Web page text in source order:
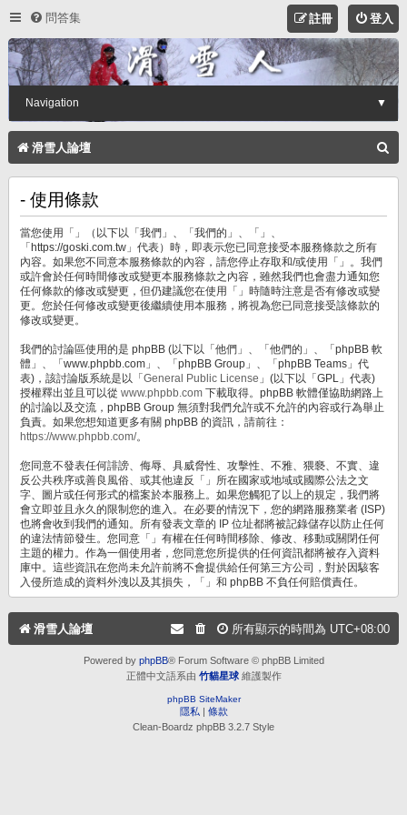
問答集 登入
註冊
Navigation ▼
滑雪人論壇
尋
- 使用條款
當您使用「」（以下以「我們」、「我們的」、「」、
「https://goski.com.tw」代表）時，即表示您已同意接受本服務條款之所有
內容。如果您不同意本服務條款的內容，請您停止存取和/或使用「」。我們
或許會於任何時間修改或變更本服務條款之內容，雖然我們也會盡力通知您
任何條款的修改或變更，但仍建議您在使用「」時隨時注意是否有修改或變
更。您於任何修改或變更後繼續使用本服務，將視為您已同意接受該條款的
修改或變更。
我們的討論區使用的是 phpBB (以下以「他們」、「他們的」、「phpBB 軟
體」、「www.phpbb.com」、「phpBB Group」、「phpBB Teams」代
表)，該討論版系統是以「General Public License 」(以下以「GPL」代表)
授權釋出並且可以從 www.phpbb.com 下載取得。phpBB 軟體僅協助網路上
的討論以及交流，phpBB Group 無須對我們允許或不允許的內容或行為舉止
負責。如果您想知道更多有關 phpBB 的資訊，請前往：
https://www.phpbb.com/。
您同意不發表任何誹謗、侮辱、具威脅性、攻擊性、不雅、猥褻、不實、違
反公共秩序或善良風俗、或其他違反「」所在國家或地域或國際公法之文
字、圖片或任何形式的檔案於本服務上。如果您觸犯了以上的規定，我們將
會立即並且永久的限制您的進入。在必要的情況下，您的網路服務業者 (ISP)
也將會收到我們的通知。所有發表文章的 IP 位址都將被記錄儲存以防止任何
的違法情節發生。您同意「」有權在任何時間移除、修改、移動或關閉任何
主題的權力。作為一個使用者，您同意您所提供的任何資訊都將被存入資料
庫中。這些資訊在您尚未允許前將不會提供給任何第三方公司，對於因駭客
入侵所造成的資料外洩以及其損失，「」和 phpBB 不負任何賠償責任。
滑雪人論壇 所有顯示的時間為 UTC+08:00
Powered by phpBB® Forum Software © phpBB Limited
正體中文語系由 竹貓星球維護製作
phpBB SiteMaker
隱私 | 條款
Clean-Boardz phpBB 3.2.7 Style